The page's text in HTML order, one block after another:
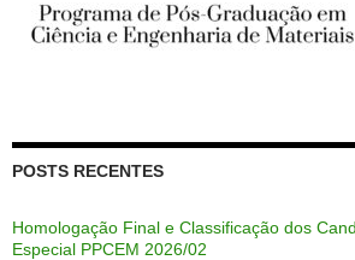
POSTS RECENTES
Homologação Final e Classificação dos
Especial PPCEM 2026/02